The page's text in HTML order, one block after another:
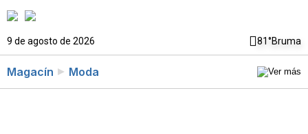
9 de agosto de 2026 81°Bruma
Magacín Moda